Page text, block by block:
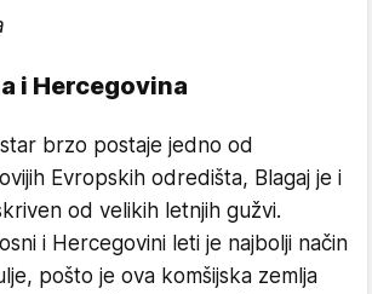
i Hercegovina
brzo postaje jedno od
Evropskih odredišta, Blagaj je i
od velikih letnjih gužvi.
i Hercegovini leti je najbolji način
pošto je ova komšijska zemlja